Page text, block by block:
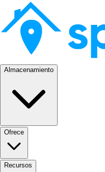
Almacenamiento
Ofrece
Recursos